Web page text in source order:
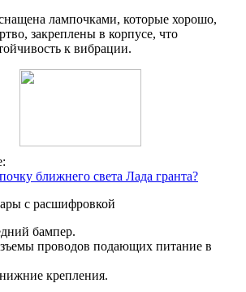
лампочками, которые хорошо,
закреплены в корпусе, что
к вибрации.
ближнего света Лада гранта?
с расшифровкой
бампер.
проводов подающих питание в
крепления.